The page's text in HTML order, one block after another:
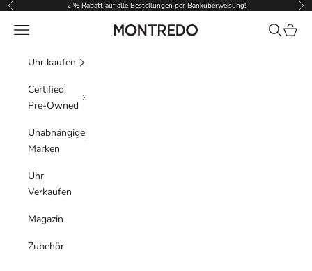
Zum Inhalt springen
Zurück 2 % Rabatt auf alle Bestellungen per Banküberweisung! Vor
Montredo
Menü Suchen
Uhr kaufen
Certified
Pre-Owned
Unabhängige
Marken
Uhr
Verkaufen
Magazin
Zubehör